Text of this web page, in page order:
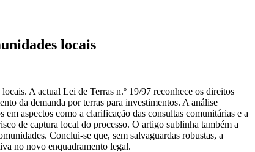
locais
A actual Lei de Terras n.º 19/97 reconhece os direitos
da demanda por terras para investimentos. A análise
aspectos como a clarificação das consultas comunitárias e a
de captura local do processo. O artigo sublinha também a
Conclui-se que, sem salvaguardas robustas, a
no novo enquadramento legal.